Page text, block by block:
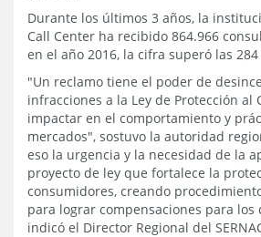
Durante los últimos 3 años, la
Call Center ha recibido 864.966
en el año 2016, la cifra superó las
"Un reclamo tiene el poder de
infracciones a la Ley de Protección al
impactar en el comportamiento y
mercados", sostuvo la autoridad
eso la urgencia y la necesidad de la
proyecto de ley que fortalece la
consumidores, creando
para lograr compensaciones para los
indicó el Director Regional del